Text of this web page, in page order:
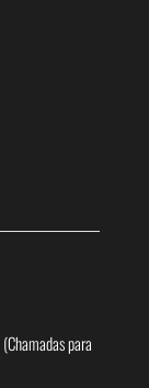
(Chamadas para